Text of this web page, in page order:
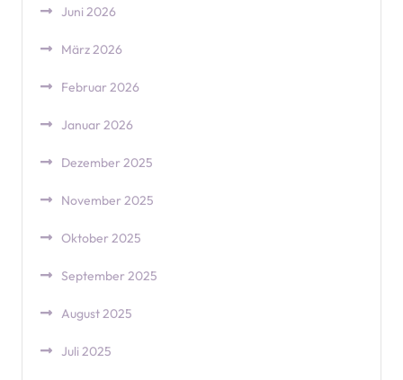
Juni 2026
März 2026
Februar 2026
Januar 2026
Dezember 2025
November 2025
Oktober 2025
September 2025
August 2025
Juli 2025